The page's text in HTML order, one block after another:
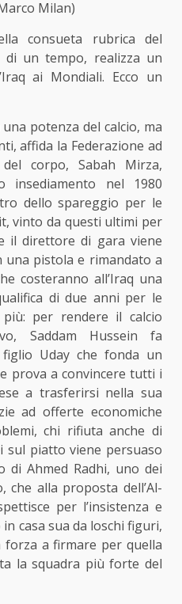
Milan)
consueta rubrica del
di un tempo, realizza un
ai Mondiali. Ecco un
potenza del calcio, ma
affida la Federazione ad
corpo, Sabah Mirza,
insediamento nel 1980
dello spareggio per le
vinto da questi ultimi per
il direttore di gara viene
una pistola e rimandato a
costeranno all’Iraq una
di due anni per le
per rendere il calcio
Saddam Hussein fa
Uday che fonda un
e prova a convincere tutti i
a trasferirsi nella sua
ad offerte economiche
chi rifiuta anche di
piatto viene persuaso
di Ahmed Radhi, uno dei
che alla proposta dell’Al-
per l’insistenza e
casa sua da loschi figuri,
a firmare per quella
la squadra più forte del